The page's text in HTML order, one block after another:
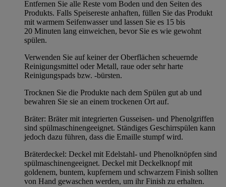
Entfernen Sie alle Reste vom Boden und den Seiten des
Produkts. Falls Speisereste anhaften, füllen Sie das Produkt
mit warmem Seifenwasser und lassen Sie es 15 bis
20 Minuten lang einweichen, bevor Sie es wie gewohnt
spülen.
Verwenden Sie auf keiner der Oberflächen scheuernde
Reinigungsmittel oder Metall, raue oder sehr harte
Reinigungspads bzw. -bürsten.
Trocknen Sie die Produkte nach dem Spülen gut ab und
bewahren Sie sie an einem trockenen Ort auf.
Bräter: Bräter mit integrierten Gusseisen- und Phenolgriffen
sind spülmaschinengeeignet. Ständiges Geschirrspülen kann
jedoch dazu führen, dass die Emaille stumpf wird.
Bräterdeckel: Deckel mit Edelstahl- und Phenolknöpfen sind
spülmaschinengeeignet. Deckel mit Deckelknopf mit
goldenem, buntem, kupfernem und schwarzem Finish sollten
von Hand gewaschen werden, um ihr Finish zu erhalten.